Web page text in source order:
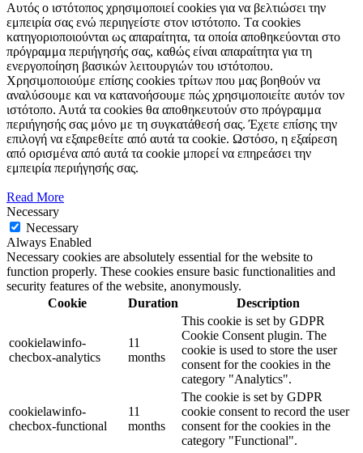
Αυτός ο ιστότοπος χρησιμοποιεί cookies για να βελτιώσει την
εμπειρία σας ενώ περιηγείστε στον ιστότοπο. Tα cookies
κατηγοριοποιούνται ως απαραίτητα, τα οποία αποθηκεύονται στο
πρόγραμμα περιήγησής σας, καθώς είναι απαραίτητα για τη
ενεργοποίηση βασικών λειτουργιών του ιστότοπου.
Χρησιμοποιούμε επίσης cookies τρίτων που μας βοηθούν να
αναλύσουμε και να κατανοήσουμε πώς χρησιμοποιείτε αυτόν τον
ιστότοπο. Αυτά τα cookies θα αποθηκευτούν στο πρόγραμμα
περιήγησής σας μόνο με τη συγκατάθεσή σας. Έχετε επίσης την
επιλογή να εξαιρεθείτε από αυτά τα cookie. Ωστόσο, η εξαίρεση
από ορισμένα από αυτά τα cookie μπορεί να επηρεάσει την
εμπειρία περιήγησής σας.
Read More
Necessary
Necessary
Always Enabled
Necessary cookies are absolutely essential for the website to
function properly. These cookies ensure basic functionalities and
security features of the website, anonymously.
Cookie
Duration Description
cookielawinfo-
checbox-analytics
11
months
This cookie is set by GDPR
Cookie Consent plugin. The
cookie is used to store the user
consent for the cookies in the
category "Analytics".
cookielawinfo-
checbox-functional
11
months
The cookie is set by GDPR
cookie consent to record the user
consent for the cookies in the
category "Functional".